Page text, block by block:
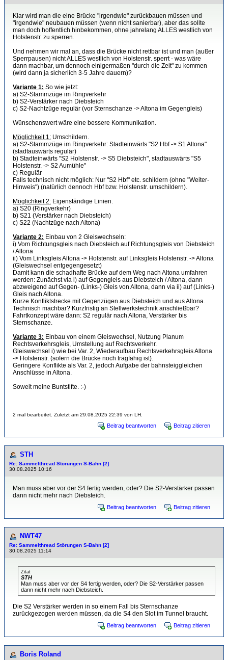
Klar wird man die eine Brücke "irgendwie" zurückbauen müssen und
"irgendwie" neubauen müssen (wenn nicht sanierbar), aber das sollte
man doch hoffentlich hinbekommen, ohne jahrelang ALLES westlich von
Holstenstr. zu sperren.
Und nehmen wir mal an, dass die Brücke nicht rettbar ist und man (außer
Sperrpausen) nicht ALLES westlich von Holstenstr. sperrt - was wäre
dann machbar, um dennoch einigermaßen "durch die Zeit" zu kommen
(wird dann ja sicherlich 3-5 Jahre dauern)?
Variante 1: So wie jetzt:
a) S2-Stammzüge im Ringverkehr
b) S2-Verstärker nach Diebsteich
c) S2-Nachtzüge regulär (vor Sternschanze -> Altona im Gegengleis)
Wünschenswert wäre eine bessere Kommunikation.
Möglichkeit 1: Umschildern.
a) S2-Stammzüge im Ringverkehr: Stadteinwärts "S2 Hbf -> S1 Altona"
(stadtauswärts regulär)
b) Stadteinwärts "S2 Holstenstr. -> S5 Diebsteich", stadtauswärts "S5
Holstenstr. -> S2 Aumühle"
c) Regulär
Falls technisch nicht möglich: Nur "S2 Hbf" etc. schildern (ohne "Weiter-
Hinweis") (natürlich dennoch Hbf bzw. Holstenstr. umschildern).
Möglichkeit 2: Eigenständige Linien.
a) S20 (Ringverkehr)
b) S21 (Verstärker nach Diebsteich)
c) S22 (Nachtzüge nach Altona)
Variante 2: Einbau von 2 Gleiswechseln:
i) Vom Richtungsgleis nach Diebsteich auf Richtungsgleis von Diebsteich
/ Altona
ii) Vom Linksgleis Altona -> Holstenstr. auf Linksgleis Holstenstr. -> Altona
(Gleiswechsel entgegengesetzt)
Damit kann die schadhafte Brücke auf dem Weg nach Altona umfahren
werden: Zunächst via i) auf Gegengleis aus Diebsteich / Altona, dann
abzweigend auf Gegen- (Links-) Gleis von Altona, dann via ii) auf (Links-)
Gleis nach Altona.
Kurze Konfliktstrecke mit Gegenzügen aus Diebsteich und aus Altona.
Technisch machbar? Kurzfristig an Stellwerkstechnik anschließbar?
Fahrtkonzept wäre dann: S2 regulär nach Altona, Verstärker bis
Sternschanze.
Variante 3: Einbau von einem Gleiswechsel, Nutzung Planum
Rechtsverkehrsgleis, Umstellung auf Rechtsverkehr.
Gleiswechsel i) wie bei Var. 2, Wiederaufbau Rechtsverkehrsgleis Altona
-> Holstenstr. (sofern die Brücke noch tragfähig ist).
Geringere Konflikte als Var. 2, jedoch Aufgabe der bahnsteiggleichen
Anschlüsse in Altona.
Soweit meine Buntstifte. :-)
2 mal bearbeitet. Zuletzt am 29.08.2025 22:39 von LH.
Beitrag beantworten Beitrag zitieren
STH
Re: Sammelthread Störungen S-Bahn [2]
30.08.2025 10:16
Man muss aber vor der S4 fertig werden, oder? Die S2-Verstärker passen
dann nicht mehr nach Diebsteich.
Beitrag beantworten Beitrag zitieren
NWT47
Re: Sammelthread Störungen S-Bahn [2]
30.08.2025 11:14
Zitat
STH
Man muss aber vor der S4 fertig werden, oder? Die S2-Verstärker passen
dann nicht mehr nach Diebsteich.
Die S2 Verstärker werden in so einem Fall bis Sternschanze
zurückgezogen werden müssen, da die S4 den Slot im Tunnel braucht.
Beitrag beantworten Beitrag zitieren
Boris Roland